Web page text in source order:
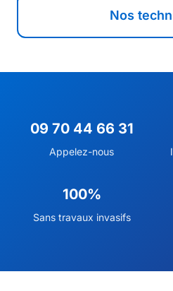
Nos
09 70 44 66 31
Appelez-nous
100%
Sans travaux invasifs